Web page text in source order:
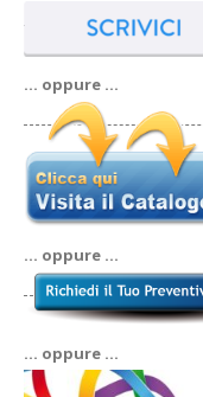
… oppure …
… oppure …
… oppure …